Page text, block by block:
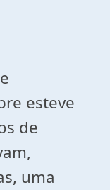
esteve
de
uma